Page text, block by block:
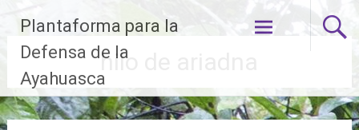
contenido
Plantaforma para la
Defensa de la
Ayahuasca
hilo de ariadna